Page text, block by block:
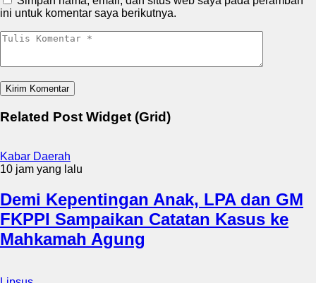
ini untuk komentar saya berikutnya.
Related Post Widget (Grid)
Kabar Daerah
10 jam yang lalu
Demi Kepentingan Anak, LPA dan GM
FKPPI Sampaikan Catatan Kasus ke
Mahkamah Agung